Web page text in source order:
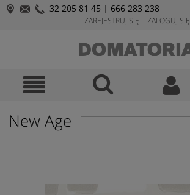
32 205 81 45 | 666 283 238
ZAREJESTRUJ SIĘ ZALOGUJ SIĘ
New Age